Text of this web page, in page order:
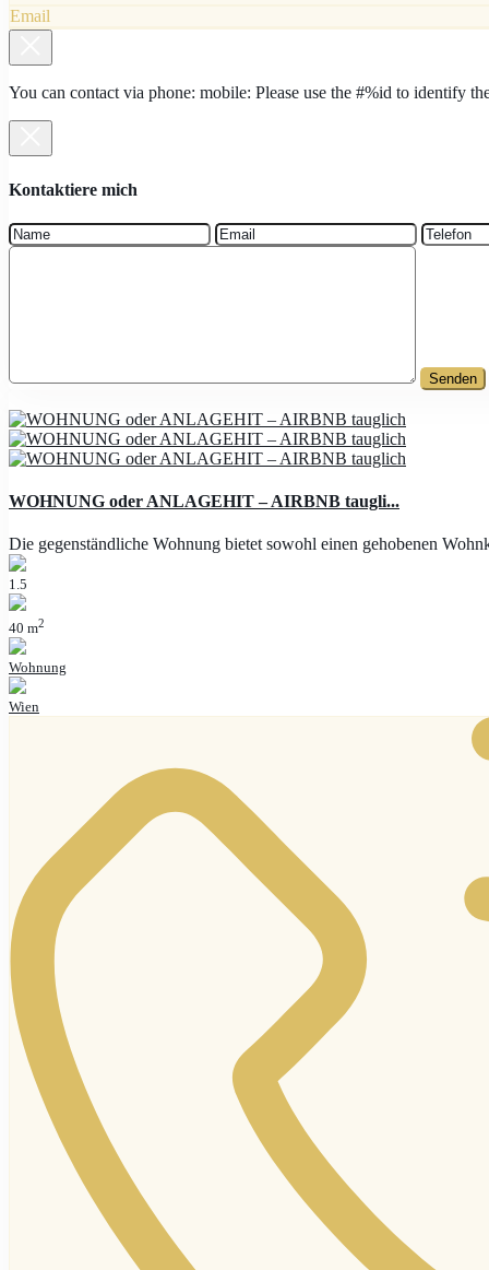
Email
You can contact via phone: mobile: Please use the #%id to identify
Kontaktiere mich
WOHNUNG oder ANLAGEHIT – AIRBNB taugli...
Die gegenständliche Wohnung bietet sowohl einen gehobenen
1.5
40 m2
Wohnung
Wien